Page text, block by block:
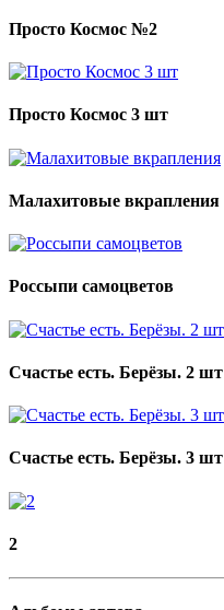
Просто Космос №2
Просто Космос 3 шт
Малахитовые вкрапления
Россыпи самоцветов
Счастье есть. Берёзы. 2 шт
Счастье есть. Берёзы. 3 шт
2